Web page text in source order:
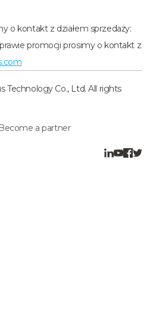
o kontakt z działem sprzedaży:
promocji prosimy o kontakt z
Technology Co., Ltd. All rights
Become a partner